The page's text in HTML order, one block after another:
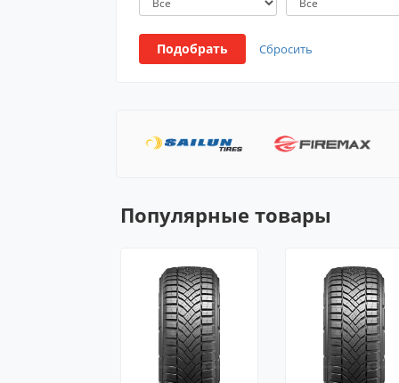
Подобрать Сбросить
Популярные товары